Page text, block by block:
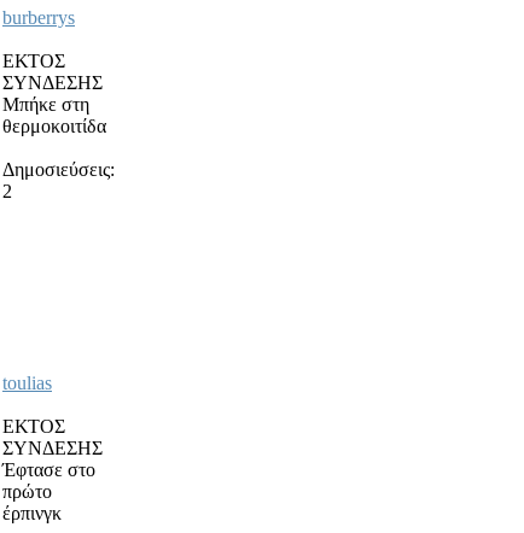
burberrys
ΕΚΤΟΣ
ΣΥΝΔΕΣΗΣ
Μπήκε στη
θερμοκοιτίδα
Δημοσιεύσεις:
2
toulias
ΕΚΤΟΣ
ΣΥΝΔΕΣΗΣ
Έφτασε στο
πρώτο
έρπινγκ